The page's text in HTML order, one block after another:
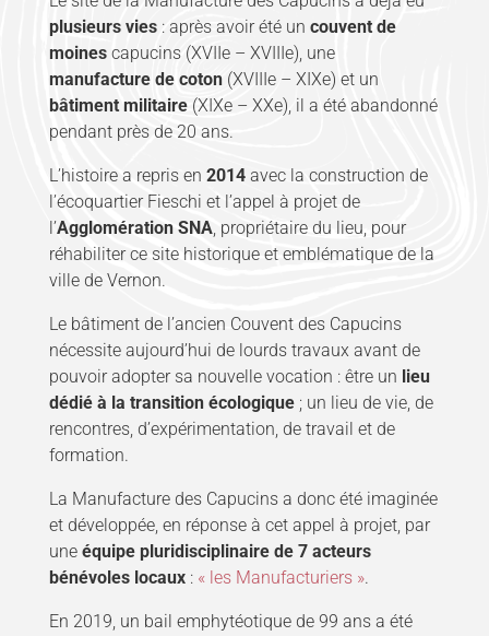
plusieurs vies: après avoir été un couvent de
moinescapucins (XVIIe – XVIIIe), une
manufacture de coton(XVIIIe – XIXe) et un
bâtiment militaire(XIXe – XXe), il a été abandonné
pendant près de 20 ans.
L’histoire a repris en 2014avec la construction de
l’écoquartier Fieschi et l’appel à projet de
l’Agglomération SNA, propriétaire du lieu, pour
réhabiliter ce site historique et emblématique de la
ville de Vernon.
Le bâtiment de l’ancien Couvent des Capucins
nécessite aujourd’hui de lourds travaux avant de
pouvoir adopter sa nouvelle vocation : être un lieu
dédié à la transition écologique; un lieu de vie, de
rencontres, d’expérimentation, de travail et de
formation.
La Manufacture des Capucins a donc été imaginée
et développée, en réponse à cet appel à projet, par
une équipe pluridisciplinaire de 7 acteurs
bénévoles locaux: « les Manufacturiers ».
En 2019, un bail emphytéotique de 99 ans a été